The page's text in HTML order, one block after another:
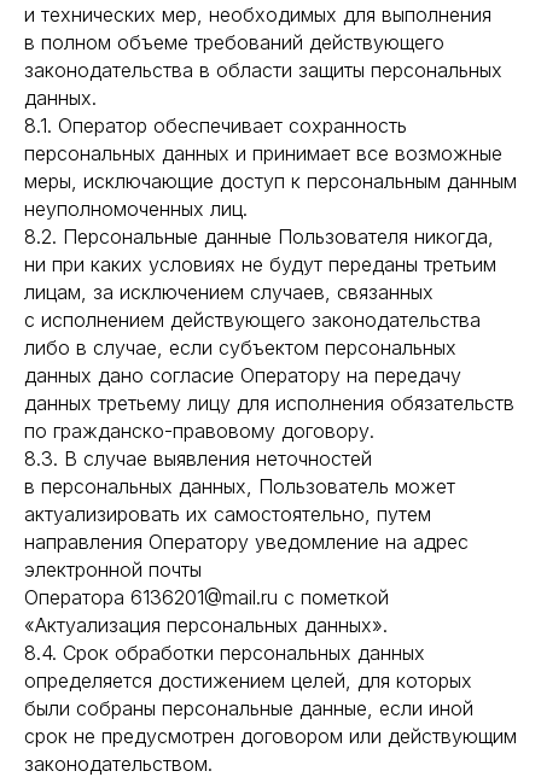
и технических мер, необходимых для выполнения
в полном объеме требований действующего
законодательства в области защиты персональных
данных.
8.1. Оператор обеспечивает сохранность
персональных данных и принимает все возможные
меры, исключающие доступ к персональным данным
неуполномоченных лиц.
8.2. Персональные данные Пользователя никогда,
ни при каких условиях не будут переданы третьим
лицам, за исключением случаев, связанных
с исполнением действующего законодательства
либо в случае, если субъектом персональных
данных дано согласие Оператору на передачу
данных третьему лицу для исполнения обязательств
по гражданско-правовому договору.
8.3. В случае выявления неточностей
в персональных данных, Пользователь может
актуализировать их самостоятельно, путем
направления Оператору уведомление на адрес
электронной почты
Оператора 6136201@mail.ru с пометкой
«Актуализация персональных данных».
8.4. Срок обработки персональных данных
определяется достижением целей, для которых
были собраны персональные данные, если иной
срок не предусмотрен договором или действующим
законодательством.